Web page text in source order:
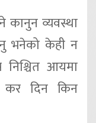
कानुन व्यवस्था
भनेको केही न
आयमा
कर दिन किन